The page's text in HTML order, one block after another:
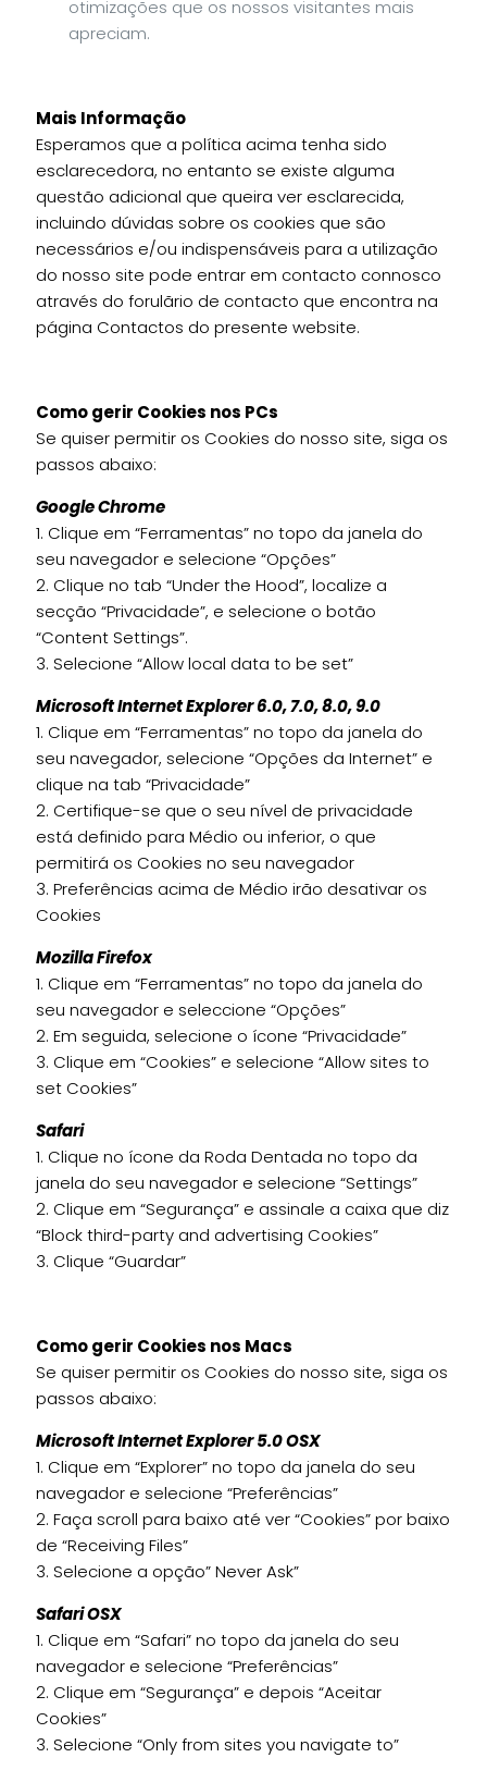
otimizações que os nossos visitantes mais
apreciam.
Mais Informação
Esperamos que a política acima tenha sido
esclarecedora, no entanto se existe alguma
questão adicional que queira ver esclarecida,
incluindo dúvidas sobre os cookies que são
necessários e/ou indispensáveis para a utilização
do nosso site pode entrar em contacto connosco
através do forulãrio de contacto que encontra na
página Contactos do presente website.
Como gerir Cookies nos PCs
Se quiser permitir os Cookies do nosso site, siga os
passos abaixo:
Google Chrome
1. Clique em “Ferramentas” no topo da janela do
seu navegador e selecione “Opções”
2. Clique no tab “Under the Hood”, localize a
secção “Privacidade”, e selecione o botão
“Content Settings”.
3. Selecione “Allow local data to be set”
Microsoft Internet Explorer 6.0, 7.0, 8.0, 9.0
1. Clique em “Ferramentas” no topo da janela do
seu navegador, selecione “Opções da Internet” e
clique na tab “Privacidade”
2. Certifique-se que o seu nível de privacidade
está definido para Médio ou inferior, o que
permitirá os Cookies no seu navegador
3. Preferências acima de Médio irão desativar os
Cookies
Mozilla Firefox
1. Clique em “Ferramentas” no topo da janela do
seu navegador e seleccione “Opções”
2. Em seguida, selecione o ícone “Privacidade”
3. Clique em “Cookies” e selecione “Allow sites to
set Cookies”
Safari
1. Clique no ícone da Roda Dentada no topo da
janela do seu navegador e selecione “Settings”
2. Clique em “Segurança” e assinale a caixa que diz
“Block third-party and advertising Cookies”
3. Clique “Guardar”
Como gerir Cookies nos Macs
Se quiser permitir os Cookies do nosso site, siga os
passos abaixo:
Microsoft Internet Explorer 5.0 OSX
1. Clique em “Explorer” no topo da janela do seu
navegador e selecione “Preferências”
2. Faça scroll para baixo até ver “Cookies” por baixo
de “Receiving Files”
3. Selecione a opção” Never Ask”
Safari OSX
1. Clique em “Safari” no topo da janela do seu
navegador e selecione “Preferências”
2. Clique em “Segurança” e depois “Aceitar
Cookies”
3. Selecione “Only from sites you navigate to”